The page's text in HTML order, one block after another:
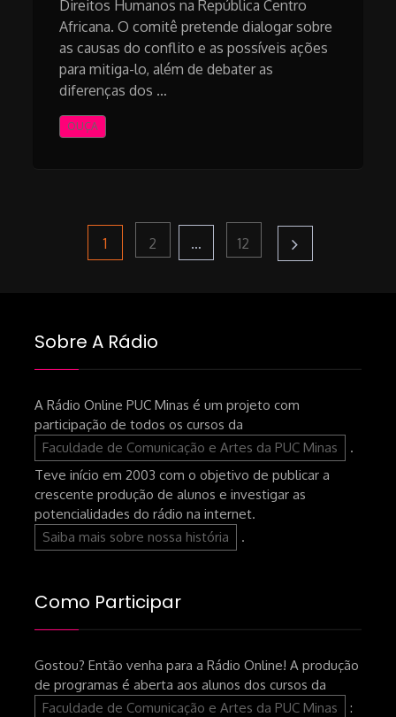
Direitos Humanos na República Centro
Africana. O comitê pretende dialogar sobre
as causas do conflito e as possíveis ações
para mitiga-lo, além de debater as
diferenças dos …
OUÇA
Paginação
de
posts
Page
1 Page
2 … Page
12
Sobre A Rádio
A Rádio Online PUC Minas é um projeto com
participação de todos os cursos da
Faculdade de Comunicação e Artes da PUC Minas
.
Teve início em 2003 com o objetivo de publicar a
crescente produção de alunos e investigar as
potencialidades do rádio na internet.
Saiba mais sobre nossa história
.
Como Participar
Gostou? Então venha para a Rádio Online! A produção
de programas é aberta aos alunos dos cursos da
Faculdade de Comunicação e Artes da PUC Minas
: